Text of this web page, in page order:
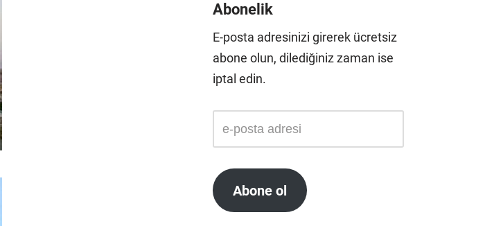
Abonelik
E-posta adresinizi girerek ücretsiz
abone olun, dilediğiniz zaman ise
iptal edin.
Abone ol